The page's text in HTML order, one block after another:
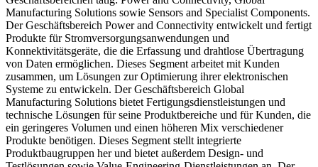
Manufacturing Solutions sowie Sensors and Specialist Components.
Der Geschäftsbereich Power and Connectivity entwickelt und fertigt
Produkte für Stromversorgungsanwendungen und
Konnektivitätsgeräte, die die Erfassung und drahtlose Übertragung
von Daten ermöglichen. Dieses Segment arbeitet mit Kunden
zusammen, um Lösungen zur Optimierung ihrer elektronischen
Systeme zu entwickeln. Der Geschäftsbereich Global
Manufacturing Solutions bietet Fertigungsdienstleistungen und
technische Lösungen für seine Produktbereiche und für Kunden, die
ein geringeres Volumen und einen höheren Mix verschiedener
Produkte benötigen. Dieses Segment stellt integrierte
Produktbaugruppen her und bietet außerdem Design- und